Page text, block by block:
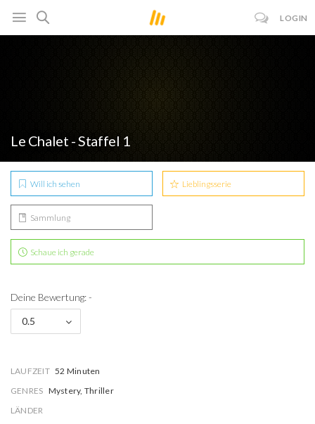
LOGIN
Le Chalet - Staffel 1
Will ich sehen Lieblingsserie
Sammlung
Schaue ich gerade
Deine Bewertung: -
0.5
LAUFZEIT 52 Minuten
GENRES Mystery, Thriller
LÄNDER